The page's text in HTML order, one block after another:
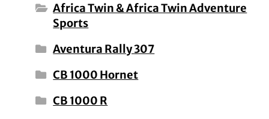
Africa Twin & Africa Twin Adventure
Sports
Aventura Rally 307
CB 1000 Hornet
CB 1000 R